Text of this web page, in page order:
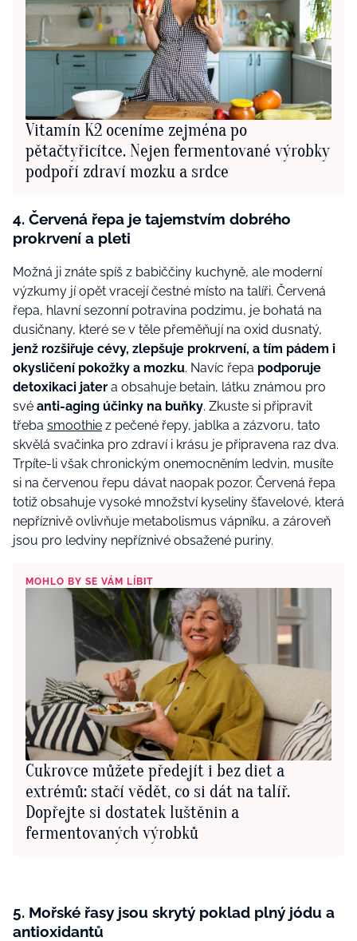
Vitamín K2 oceníme zejména po
pětačtyřicítce. Nejen fermentované výrobky
podpoří zdraví mozku a srdce
4. Červená řepa je tajemstvím dobrého
prokrvení a pleti
Možná ji znáte spíš z babiččiny kuchyně, ale moderní
výzkumy jí opět vracejí čestné místo na talíři. Červená
řepa, hlavní sezonní potravina podzimu, je bohatá na
dusičnany, které se v těle přeměňují na oxid dusnatý,
jenž rozšiřuje cévy, zlepšuje prokrvení, a tím pádem i
okysličení pokožky a mozku. Navíc řepa podporuje
detoxikaci jater a obsahuje betain, látku známou pro
své anti-aging účinky na buňky. Zkuste si připravit
třeba smoothie z pečené řepy, jablka a zázvoru, tato
skvělá svačinka pro zdraví i krásu je připravena raz dva.
Trpíte-li však chronickým onemocněním ledvin, musíte
si na červenou řepu dávat naopak pozor. Červená řepa
totiž obsahuje vysoké množství kyseliny šťavelové, která
nepříznivě ovlivňuje metabolismus vápníku, a zároveň
jsou pro ledviny nepříznivé obsažené puriny.
MOHLO BY SE VÁM LÍBIT
Cukrovce můžete předejít i bez diet a
extrémů: stačí vědět, co si dát na talíř.
Dopřejte si dostatek luštěnin a
fermentovaných výrobků
5. Mořské řasy jsou skrytý poklad plný jódu a
antioxidantů